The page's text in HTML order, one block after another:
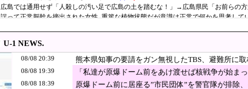
世の人が……
高市首相靖国参拝「適切に判断」 官房長官
【今はやってない】審判への性接待疑惑…大韓サッカー協会が声明「現
【国連終了危機】国連事務総長が資金難を警告→未払い
では誰が払っていないのか言え
【悲報】アニメーターさん「日本の復興は…中国の温情のおかげだ！」
韓国人「日本で道に迷ったら無料案内所に行けばOKです」
U-1 NEWS.
08/08 20:39
熊本県知事の要請をガン無視したTBS、避難所に
を……
08/08 19:39
「私達が原爆ドーム前をあけ渡せば核戦争が始ま
人が……
08/08 18:39 原爆ドーム前に居座る”市民団体”を警官隊が排